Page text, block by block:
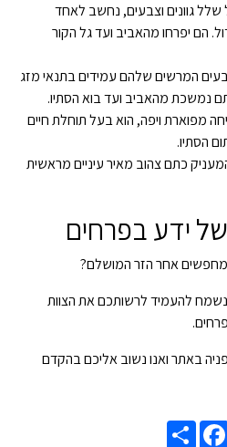
שלל גוונים וצבעים, נחשב לאחד
הם יפרחו מהאביב ועד גל הקור
המרשים שלהם עמידים בתנאי מזג
נמשכת מהאביב ועד בוא הסתיו.
מפוארת ויפה, הוא בעל תוחלת חיים
הסתיו.
כתם צהוב מאיר עיניים מראשית
ידע בפרחים
אחר הזר המושלם?
להעמיד לרשותכם את הצוות
באתר ואנו נשוב אליכם בהקדם
Share